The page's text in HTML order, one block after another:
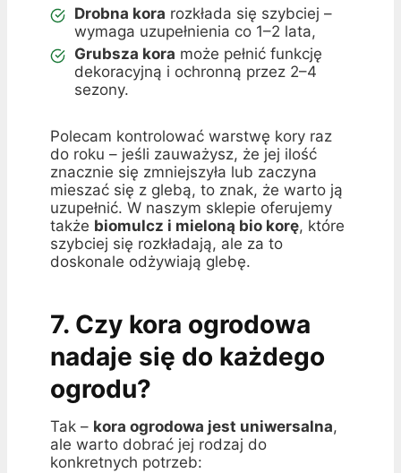
Drobna kora rozkłada się szybciej –
wymaga uzupełnienia co 1–2 lata,
Grubsza kora może pełnić funkcję
dekoracyjną i ochronną przez 2–4
sezony.
Polecam kontrolować warstwę kory raz
do roku – jeśli zauważysz, że jej ilość
znacznie się zmniejszyła lub zaczyna
mieszać się z glebą, to znak, że warto ją
uzupełnić. W naszym sklepie oferujemy
także biomulcz i mieloną bio korę, które
szybciej się rozkładają, ale za to
doskonale odżywiają glebę.
7. Czy kora ogrodowa
nadaje się do każdego
ogrodu?
Tak – kora ogrodowa jest uniwersalna,
ale warto dobrać jej rodzaj do
konkretnych potrzeb: